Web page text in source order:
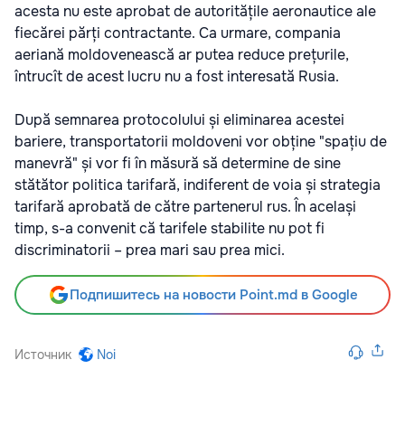
acesta nu este aprobat de autoritățile aeronautice ale
fiecărei părți contractante. Ca urmare, compania
aeriană moldovenească ar putea reduce prețurile,
întrucît de acest lucru nu a fost interesată Rusia.
După semnarea protocolului și eliminarea acestei
bariere, transportatorii moldoveni vor obține "spațiu de
manevră" și vor fi în măsură să determine de sine
stătător politica tarifară, indiferent de voia și strategia
tarifară aprobată de către partenerul rus. În același
timp, s-a convenit că tarifele stabilite nu pot fi
discriminatorii – prea mari sau prea mici.
Подпишитесь на новости Point.md в Google
Источник Noi